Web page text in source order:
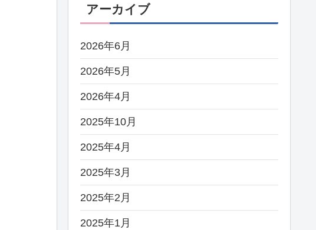
アーカイブ
2026年6月
2026年5月
2026年4月
2025年10月
2025年4月
2025年3月
2025年2月
2025年1月